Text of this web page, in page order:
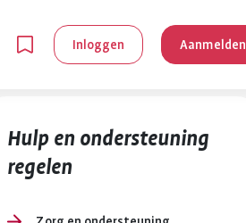
Inloggen Aanmelden
Hulp en ondersteuning
regelen